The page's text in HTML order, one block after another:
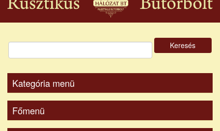
Keresés
Kategória menü
Főmenü